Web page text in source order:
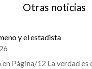
Otras noticias
y el estadista
Página/12 La verdad es